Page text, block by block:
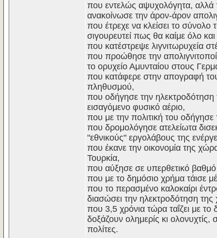
που εντελώς αψυχολόγητα,
ανακοίνωσε την άρον-άρον
που έτρεχε να κλείσει το
σιγουρευτεί πως θα καίμε όλο
που κατέστρεψε λιγνιτωρυχεία
που προώθησε την
το ορυχείο Αμυνταίου στους
που κατάφερε στην απογραφή
πληθυσμού,
που οδήγησε την
εισαγόμενο φυσικό αέριο,
που με την πολιτική του
που δρομολόγησε ατελείωτα
"εθνικούς" εργολάβους της
που έκανε την οικονομία της
Τουρκία,
που αύξησε σε υπερθετικό
που με το δημόσιο χρήμα τάισε
που το περασμένο καλοκαίρι
διασώσει την ηλεκτροδότηση
που 3,5 χρόνια τώρα ταΐζει με
δοξάζουν ολημερίς κι
πολίτες.